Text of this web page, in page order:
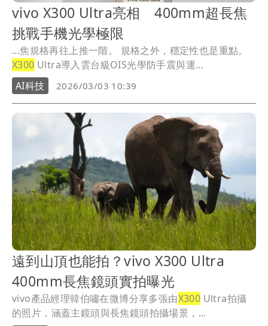
vivo X300 Ultra亮相 400mm超長焦
挑戰手機光學極限
...焦規格再往上推一階。 規格之外，穩定性也是重點。
X300 Ultra導入雲台級OIS光學防手震與運...
AI科技
2026/03/03 10:39
遠到山頂也能拍？vivo X300 Ultra
400mm長焦鏡頭實拍曝光
vivo產品經理韓伯嘯在微博分享多張由X300 Ultra拍攝
的照片，涵蓋主鏡頭與長焦鏡頭拍攝場景，...